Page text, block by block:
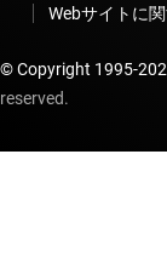
Webサイトに
© Copyright 1995-
reserved.